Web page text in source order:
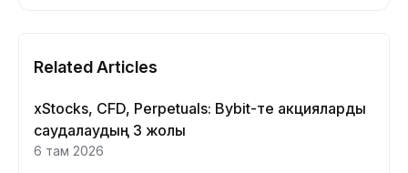
Related Articles
xStocks, CFD, Perpetuals: Bybit-те акцияларды
саудалаудың 3 жолы
6 там 2026